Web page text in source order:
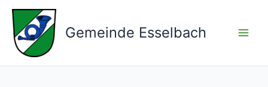
Zum
Inhalt
springen
Gemeinde Esselbach